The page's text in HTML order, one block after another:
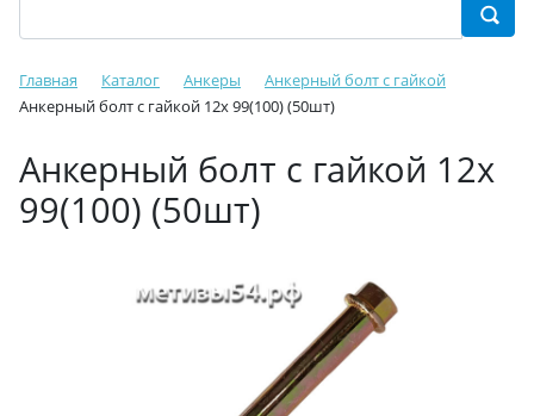
Главная Каталог Анкеры
Анкерный болт с гайкой
Анкерный болт с гайкой 12х 99(100) (50шт)
Анкерный болт с гайкой 12х
99(100) (50шт)